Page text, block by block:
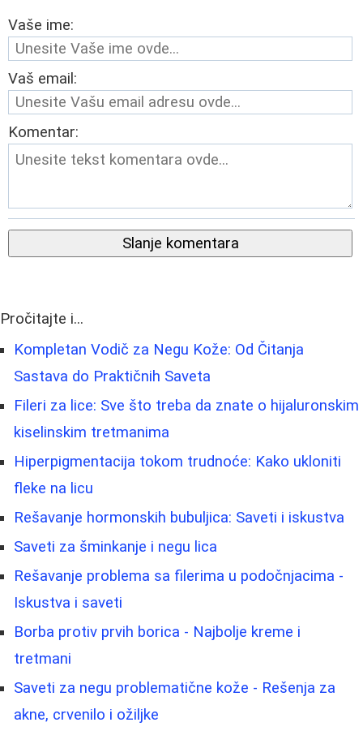
Vaše ime:
Vaš email:
Komentar:
Slanje komentara
Pročitajte i...
Kompletan Vodič za Negu Kože: Od Čitanja
Sastava do Praktičnih Saveta
Fileri za lice: Sve što treba da znate o hijaluronskim
kiselinskim tretmanima
Hiperpigmentacija tokom trudnoće: Kako ukloniti
fleke na licu
Rešavanje hormonskih bubuljica: Saveti i iskustva
Saveti za šminkanje i negu lica
Rešavanje problema sa filerima u podočnjacima -
Iskustva i saveti
Borba protiv prvih borica - Najbolje kreme i
tretmani
Saveti za negu problematične kože - Rešenja za
akne, crvenilo i ožiljke